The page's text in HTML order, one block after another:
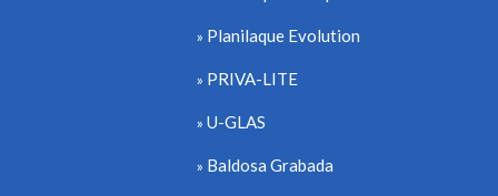
Planilaque Evolution
PRIVA-LITE
U-GLAS
Baldosa Grabada